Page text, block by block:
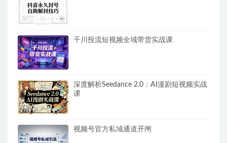
千川投流短视频全域带货实战课
深度解析Seedance 2.0：AI漫剧短视频实战
课
视频号官方私域通道开闸